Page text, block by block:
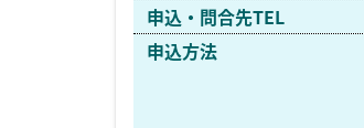
申込・問合先TEL
申込方法